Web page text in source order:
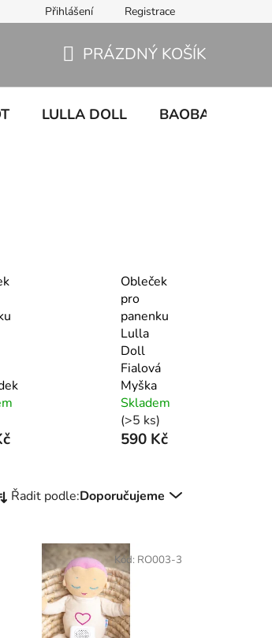
Přihlášení Registrace
KOŠÍK
PRÁZDNÝ KOŠÍK
LULLA DOLL BAOBABY
Obleček
pro
panenku
Lulla
Doll
Fialová
Myška
Skladem
(>5 ks)
590 Kč
Řadit podle:Doporučujeme
Kód: RO003-3